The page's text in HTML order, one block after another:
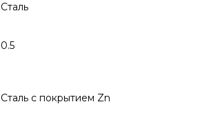
Сталь
0.5
Сталь с покрытием Zn